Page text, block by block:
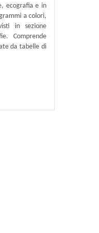
ecografia e in
a colori,
in sezione
Comprende
da tabelle di